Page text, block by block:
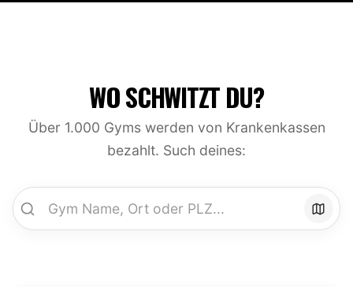
WO SCHWITZT DU?
Über 1.000 Gyms werden von Krankenkassen
bezahlt. Such deines: